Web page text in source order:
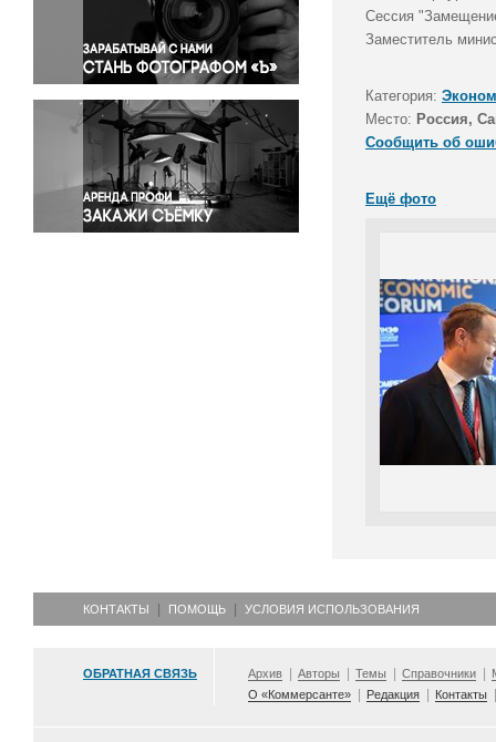
Правосудие
Происшествия и конфликты
Религия
Светская жизнь
Спорт
Экология
Экономика и бизнес
Сессия
Заместитель
Категория:
Место: Россия,
Сообщить об
Ещё фото
КОНТАКТЫ ПОМОЩЬ УСЛОВИЯ ИСПОЛЬЗОВАНИЯ
ОБРАТНАЯ СВЯЗЬ Архив Авторы Темы Справочники
О «Коммерсанте»
Редакция Контакты